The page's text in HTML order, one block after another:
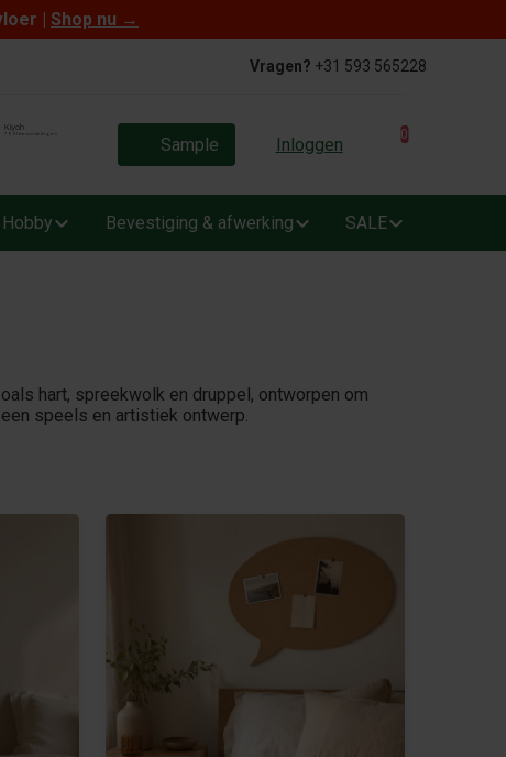
| Shop nu →
Vragen? +31 593 565228
Sample Inloggen 0
Hobby Bevestiging & afwerking SALE
hart, spreekwolk en druppel, ontworpen om
speels en artistiek ontwerp.